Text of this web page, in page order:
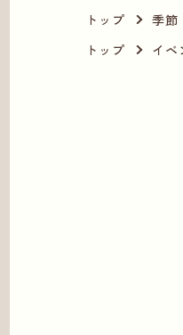
トップ 季節
トップ イベ